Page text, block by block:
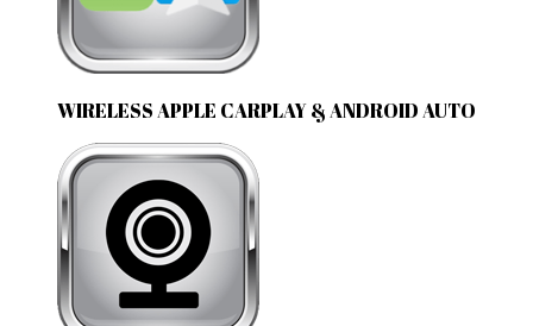
WIRELESS APPLE CARPLAY & ANDROID AUTO